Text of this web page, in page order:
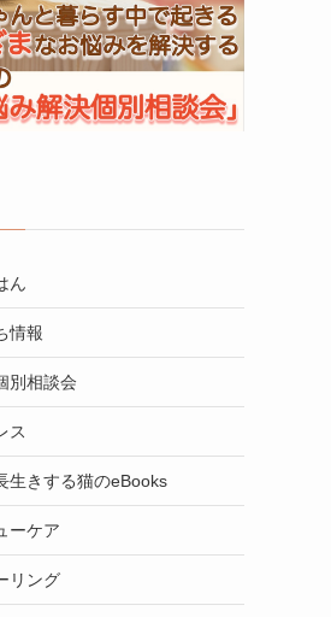
ん
情報
別相談会
ス
生きする猫のeBooks
ーケア
リング